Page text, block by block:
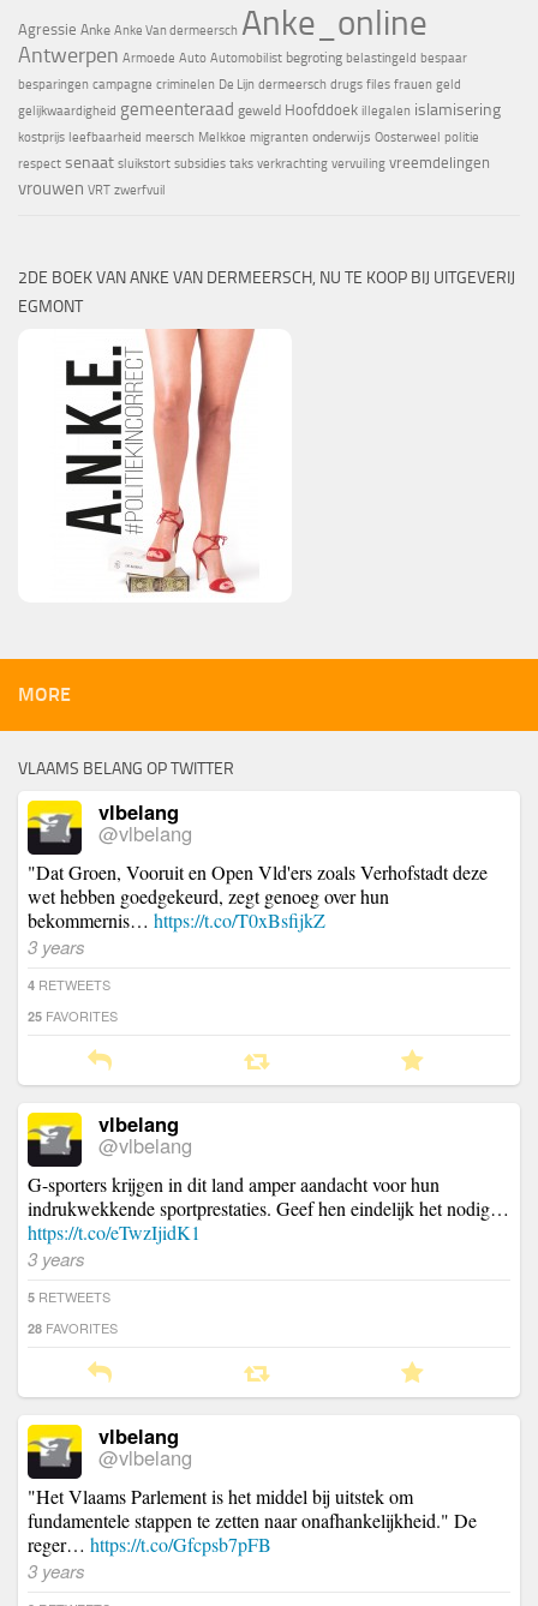
Agressie Anke Anke Van dermeersch Anke_online
Antwerpen Armoede Auto Automobilist begroting belastingeld bespaar
besparingen campagne criminelen De Lijn dermeersch drugs files frauen geld
gelijkwaardigheid gemeenteraad geweld Hoofddoek illegalen islamisering
kostprijs leefbaarheid meersch Melkkoe migranten onderwijs Oosterweel politie
respect senaat sluikstort subsidies taks verkrachting vervuiling vreemdelingen
vrouwen VRT zwerfvuil
2DE BOEK VAN ANKE VAN DERMEERSCH, NU TE KOOP BIJ UITGEVERIJ
EGMONT
MORE
VLAAMS BELANG OP TWITTER
vlbelang
@vlbelang
"Dat Groen, Vooruit en Open Vld'ers zoals Verhofstadt deze
wet hebben goedgekeurd, zegt genoeg over hun
bekommernis… https://t.co/T0xBsfijkZ
3 years
4 RETWEETS
25 FAVORITES
vlbelang
@vlbelang
G-sporters krijgen in dit land amper aandacht voor hun
indrukwekkende sportprestaties. Geef hen eindelijk het nodig…
https://t.co/eTwzIjidK1
3 years
5 RETWEETS
28 FAVORITES
vlbelang
@vlbelang
"Het Vlaams Parlement is het middel bij uitstek om
fundamentele stappen te zetten naar onafhankelijkheid." De
reger… https://t.co/Gfcpsb7pFB
3 years